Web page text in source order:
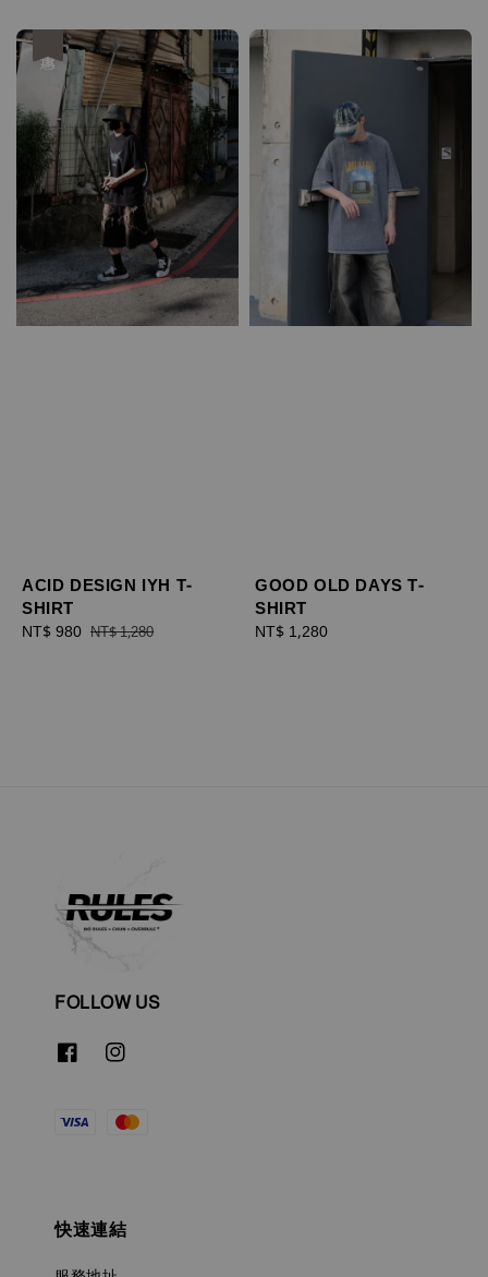
ACID DESIGN IYH T-
SHIRT
Sale
NT$ 980 Regular
NT$ 1,280
GOOD OLD DAYS T-
SHIRT
Regular
NT$ 1,280
FOLLOW US
快速連結